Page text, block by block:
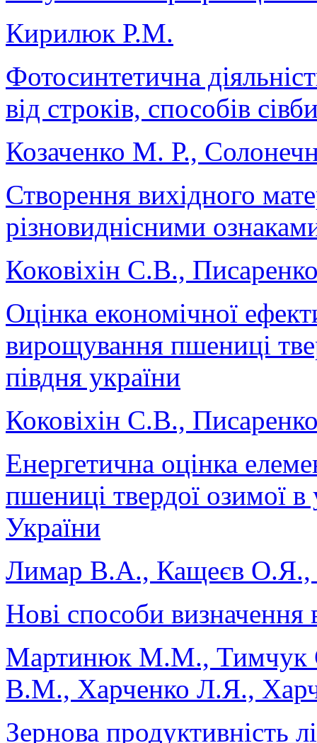
Кирилюк Р.М.
Фотосинтетична
від строків, способів
Козаченко М. Р.,
Створення вихідного
різновиднісними
Коковіхін С.В.,
Оцінка економічної
вирощування пшениці
півдня україни
Коковіхін С.В.,
Енергетична оцінка
пшениці твердої озимої
України
Лимар В.А., Кащеєв О.Я.,
Нові способи визначення
Мартинюк М.М., Тимчук
В.М., Харченко Л.Я.,
Зернова продуктивність